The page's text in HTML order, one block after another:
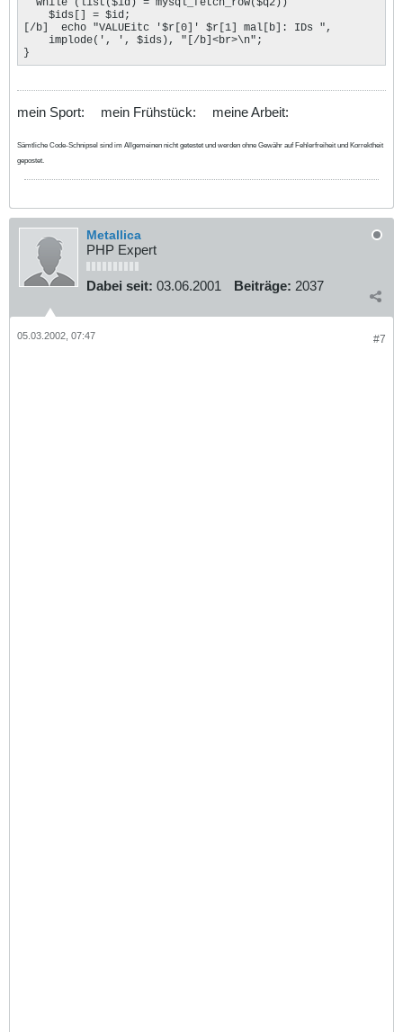
    $ids[] = $id;
[/b]  echo "VALUEitc '$r[0]' $r[1] mal[b]: IDs ",
    implode(', ', $ids), "[/b]<br>\n";
}
mein Sport: mein Frühstück: meine Arbeit:
Sämtliche Code-Schnipsel sind im Allgemeinen nicht getestet und werden ohne Gewähr auf Fehlerfreiheit und Korrektheit
gepostet.
Metallica
PHP Expert
Dabei seit: 03.06.2001 Beiträge: 2037
#7
05.03.2002, 07:47